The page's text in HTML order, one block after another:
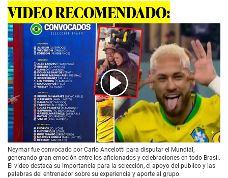
VIDEO RECOMENDADO:
00:00/01:42
Neymar fue convocado por Carlo Ancelotti para disputar el Mundial,
generando gran emoción entre los aficionados y celebraciones en todo Brasil.
El video destaca su importancia para la selección, el apoyo del público y las
palabras del entrenador sobre su experiencia y aporte al grupo.